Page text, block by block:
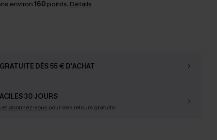
environ 160points. Détails
DÈS 55 € D'ACHAT
30 JOURS
et abonnez-vous pour des retours gratuits !